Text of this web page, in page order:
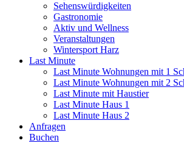
Sehenswürdigkeiten
Gastronomie
Aktiv und Wellness
Veranstaltungen
Wintersport Harz
Last Minute
Last Minute Wohnungen mit 1
Last Minute Wohnungen mit 2
Last Minute mit Haustier
Last Minute Haus 1
Last Minute Haus 2
Anfragen
Buchen